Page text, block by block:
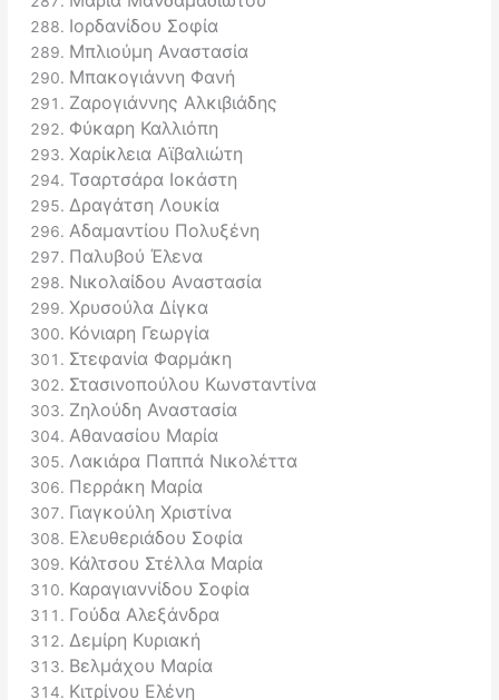
Ιορδανίδου Σοφία
Μπλιούμη Αναστασία
Μπακογιάννη Φανή
Ζαρογιάννης Αλκιβιάδης
Φύκαρη Καλλιόπη
Χαρίκλεια Αϊβαλιώτη
Τσαρτσάρα Ιοκάστη
Δραγάτση Λουκία
Αδαμαντίου Πολυξένη
Παλυβού Έλενα
Νικολαίδου Αναστασία
Χρυσούλα Δίγκα
Κόνιαρη Γεωργία
Στεφανία Φαρμάκη
Στασινοπούλου Κωνσταντίνα
Ζηλούδη Αναστασία
Αθανασίου Μαρία
Λακιάρα Παππά Νικολέττα
Περράκη Μαρία
Γιαγκούλη Χριστίνα
Ελευθεριάδου Σοφία
Κάλτσου Στέλλα Μαρία
Καραγιαννίδου Σοφία
Γούδα Αλεξάνδρα
Δεμίρη Κυριακή
Βελμάχου Μαρία
Κιτρίνου Ελένη